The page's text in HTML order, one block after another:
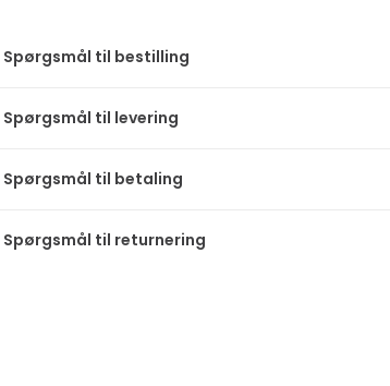
Spørgsmål til bestilling
Spørgsmål til levering
Spørgsmål til betaling
Spørgsmål til returnering